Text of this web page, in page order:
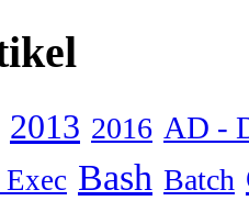
2013 2016 AD -
Bash Batch